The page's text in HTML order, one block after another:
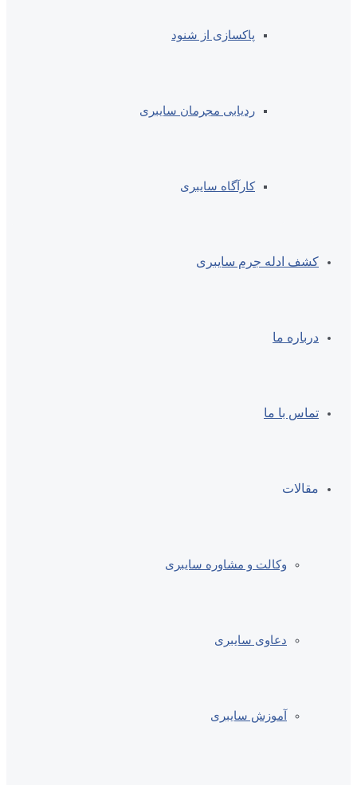
پاکسازی از شنود
ردیابی مجرمان سایبری
کارآگاه سایبری
کشف ادله جرم سایبری
درباره ما
تماس با ما
مقالات
وکالت و مشاوره سایبری
دعاوی سایبری
آموزش سایبری